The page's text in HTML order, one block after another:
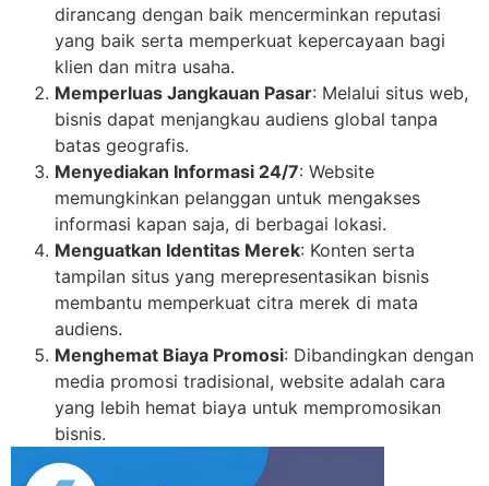
dirancang dengan baik mencerminkan reputasi
yang baik serta memperkuat kepercayaan bagi
klien dan mitra usaha.
Memperluas Jangkauan Pasar: Melalui situs web,
bisnis dapat menjangkau audiens global tanpa
batas geografis.
Menyediakan Informasi 24/7: Website
memungkinkan pelanggan untuk mengakses
informasi kapan saja, di berbagai lokasi.
Menguatkan Identitas Merek: Konten serta
tampilan situs yang merepresentasikan bisnis
membantu memperkuat citra merek di mata
audiens.
Menghemat Biaya Promosi: Dibandingkan dengan
media promosi tradisional, website adalah cara
yang lebih hemat biaya untuk mempromosikan
bisnis.